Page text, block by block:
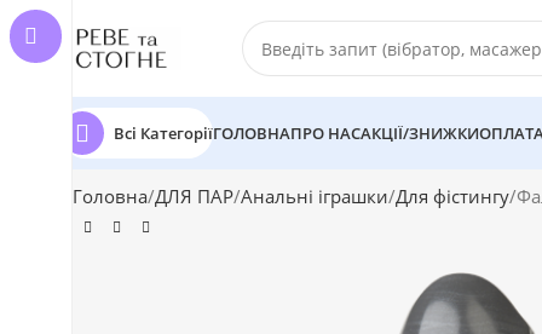
Всі КатегоріїГОЛОВНАПРО НАСАКЦІЇ/ЗНИЖКИ
Головна ДЛЯ ПАР Анальні іграшки Для фістингу